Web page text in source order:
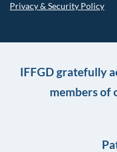
Privacy & Security Policy
IFFGD gratefully
members of